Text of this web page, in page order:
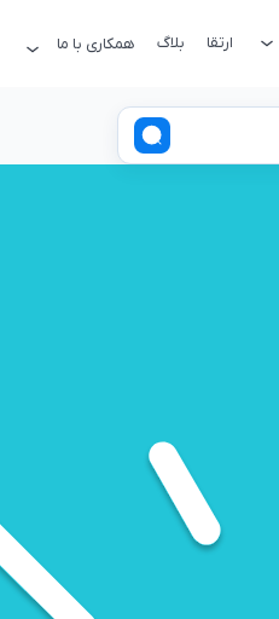
ارتقا بلاگ همکاری با ما